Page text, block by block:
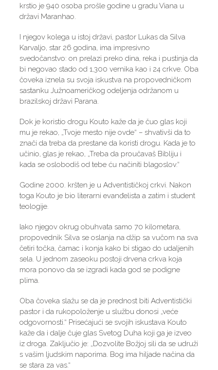
krstio je 940 osoba prošle godine u gradu Viana u
državi Maranhao.
I njegov kolega u istoj državi, pastor Lukas da Silva
Karvaljo, star 26 godina, ima impresivno
svedočanstvo: on prelazi preko dina, reka i pustinja da
bi negovao stado od 1,300 vernika kao i 24 crkve. Oba
čoveka iznela su svoja iskustva na propovedničkom
sastanku Južnoameričkog odeljenja održanom u
brazilskoj državi Parana.
Dok je koristio drogu Kouto kaže da je čuo glas koji
mu je rekao, „Tvoje mesto nije ovde“ – shvativši da to
znači da treba da prestane da koristi drogu. Kada je to
učinio, glas je rekao, „Treba da proučavaš Bibliju i
kada se oslobodiš od tebe ću načiniti blagoslov.“
Godine 2000. kršten je u Adventističkoj crkvi. Nakon
toga Kouto je bio literarni evanđelista a zatim i student
teologije.
Iako njegov okrug obuhvata samo 70 kilometara,
propovednik Silva se oslanja na džip sa vučom na sva
četiri točka, čamac i konja kako bi stigao do udaljenih
sela. U jednom zaseoku postoji drvena crkva koja
mora ponovo da se izgradi kada god se podigne
plima.
Oba čoveka slažu se da je prednost biti Adventistički
pastor i da rukopoloženje u službu donosi „veće
odgovornosti.“ Prisećajući se svojih iskustava Kouto
kaže da i dalje čuje glas Svetog Duha koji ga je izveo
iz droga. Zaključio je: „Dozvolite Božjoj sili da se udruži
s vašim ljudskim naporima. Bog ima hiljade načina da
se stara za vas.“